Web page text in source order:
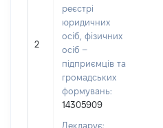
2
реєстрі
юридичних
осіб, фізичних
осіб –
підприємців та
громадських
формувань:
14305909
Декларує: